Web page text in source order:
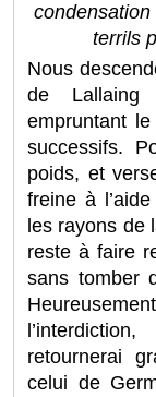
terrils
Nous
de
empruntant
successifs.
poids, et
freine à
les rayons de
reste à faire
sans tomber
retournerai
celui de